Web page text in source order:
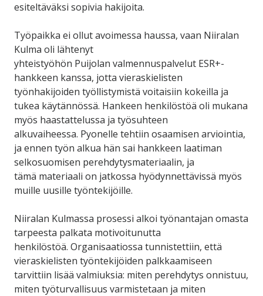
esiteltäväksi sopivia hakijoita.
Työpaikka ei ollut avoimessa haussa, vaan Niiralan
Kulma oli lähtenyt
yhteistyöhön Puijolan valmennuspalvelut ESR+-
hankkeen kanssa, jotta vieraskielisten
työnhakijoiden työllistymistä voitaisiin kokeilla ja
tukea käytännössä. Hankeen henkilöstöä oli mukana
myös haastattelussa ja työsuhteen
alkuvaiheessa. Pyonelle tehtiin osaamisen arviointia,
ja ennen työn alkua hän sai hankkeen laatiman
selkosuomisen perehdytysmateriaalin, ja
tämä materiaali on jatkossa hyödynnettävissä myös
muille uusille työntekijöille.
Niiralan Kulmassa prosessi alkoi työnantajan omasta
tarpeesta palkata motivoitunutta
henkilöstöä. Organisaatiossa tunnistettiin, että
vieraskielisten työntekijöiden palkkaamiseen
tarvittiin lisää valmiuksia: miten perehdytys onnistuu,
miten työturvallisuus varmistetaan ja miten